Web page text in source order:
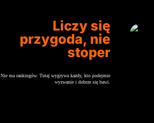
Liczy się
przygoda, nie
stoper
Nie ma rankingów. Tutaj wygrywa każdy, kto podejmie
wyzwanie i dobrze się bawi.